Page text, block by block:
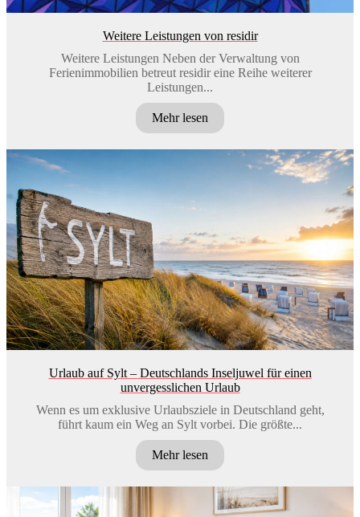
Weitere Leistungen von residir
Weitere Leistungen Neben der Verwaltung von
Ferienimmobilien betreut residir eine Reihe weiterer
Leistungen...
Mehr lesen
Urlaub auf Sylt – Deutschlands Inseljuwel für einen
unvergesslichen Urlaub
Wenn es um exklusive Urlaubsziele in Deutschland geht,
führt kaum ein Weg an Sylt vorbei. Die größte...
Mehr lesen